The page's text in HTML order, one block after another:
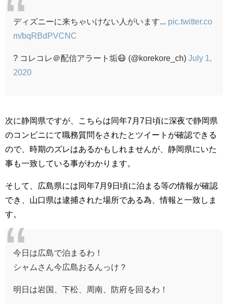
ディズニーに来ちゃいけない人がいます... pic.twitter.co
m/bqRBdPVCNC
? コレコレ＠配信アラート垢😷 (@korekore_ch) July 1,
2020
次に静岡県ですが、こちらは同年7月7日頃に深夜で静岡県
のコンビニにて職務質問をされたとツイートが確認できる
ので、時期のズレはあるかもしれませんが、静岡県にいた
事も一致している事がわかります。
そして、広島県には同年7月9日頃に泊まる等の情報が確認
でき、山口県は逮捕された場所である為、情報と一致しま
す。
今日は広島で泊まるわ！
シャムさん今広島おるんっけ？
明日は岩国、下松、周南、防府を回るわ！